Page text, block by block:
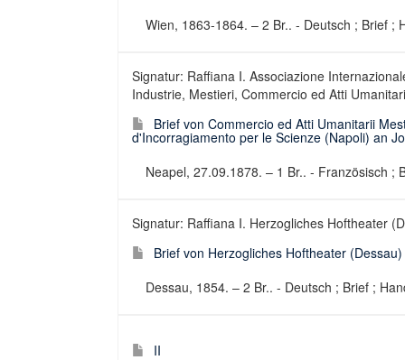
Wien, 1863-1864. – 2 Br.. - Deutsch ; Brief ;
Signatur: Raffiana I. Associazione
Industrie, Mestieri, Commercio ed Atti
Brief von Commercio ed Atti Umanitarii
d'Incorragiamento per le Scienze (Napoli) an
Neapel, 27.09.1878. – 1 Br.. - Französisch ;
Signatur: Raffiana I. Herzogliches Hoftheater
Brief von Herzogliches Hoftheater
Dessau, 1854. – 2 Br.. - Deutsch ; Brief ;
II